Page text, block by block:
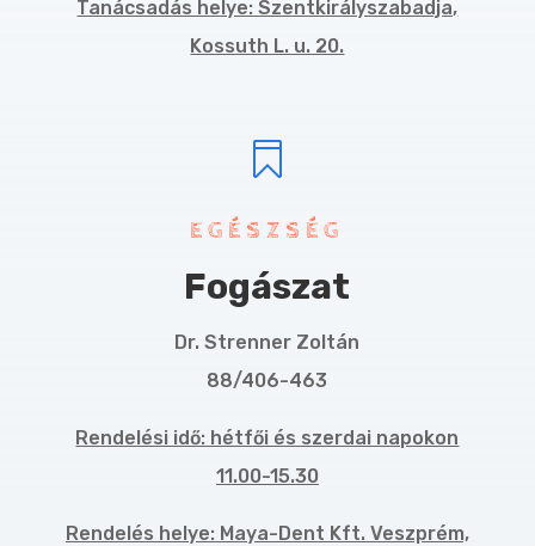
Tanácsadás helye: Szentkirályszabadja,
Kossuth L. u. 20.

EGÉSZSÉG
Fogászat
Dr. Strenner Zoltán
88/406-463
Rendelési idő: hétfői és szerdai napokon
11.00-15.30
Rendelés helye: Maya-Dent Kft. Veszprém,